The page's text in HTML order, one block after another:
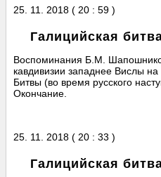
25. 11. 2018 ( 20 : 59 )
Галицийская
Воспоминания Б.М.
кавдивизии западнее Вислы
Битвы (во время русского
Окончание.
25. 11. 2018 ( 20 : 33 )
Галицийская